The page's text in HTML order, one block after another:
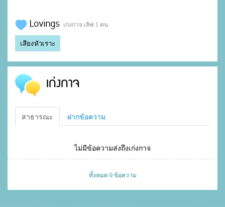
Lovings เก่งกาจ เลิฟ 1 คน
เสียงหัวเราะ
เก่งกาจ
สาธารณะ ฝากข้อความ
ไม่มีข้อความส่งถึงเก่งกาจ
ทั้งหมด 0 ข้อความ